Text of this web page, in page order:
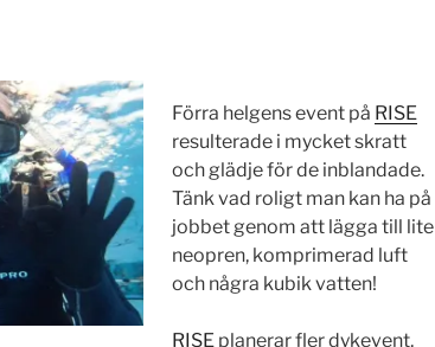
Förra helgens event på RISE
resulterade i mycket skratt
och glädje för de inblandade.
Tänk vad roligt man kan ha på
jobbet genom att lägga till lite
neopren, komprimerad luft
och några kubik vatten!
RISE planerar fler dykevent,